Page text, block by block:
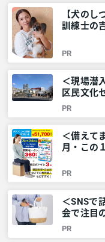
【犬の
訓練士の
近所情報
PR
＜現場潜
区民文化
ム相談会
川・東京
PR
＜備えて
月・この
レアリア
PR
＜SNSで
会で注目
シートな
ご近所情
PR